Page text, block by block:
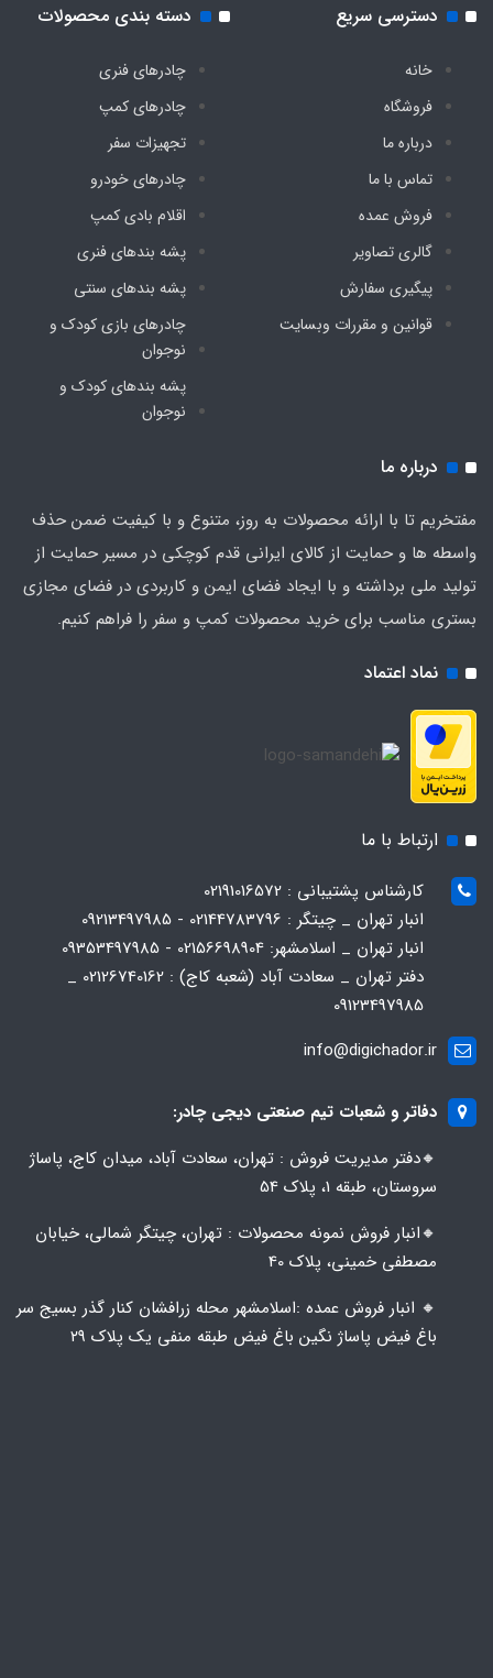
نماد اعتماد
دسترسی سریع
خانه
فروشگاه
درباره ما
تماس با ما
فروش عمده
گالری تصاویر
پیگیری سفارش
قوانین و مقررات وبسایت
دسته بندی محصولات
چادرهای فنری
چادرهای کمپ
تجهیزات سفر
چادرهای خودرو
اقلام بادی کمپ
پشه‌ بندهای فنری
پشه‌ بندهای سنتی
چادرهای بازی کودک و
نوجوان
پشه‌ بندهای کودک و
نوجوان
درباره ما
مفتخریم تا با ارائه محصولات به روز، متنوع و با کیفیت ضمن حذف
واسطه ها و حمایت از کالای ایرانی قدم کوچکی در مسیر حمایت از
تولید ملی برداشته و با ایجاد فضای ایمن و کاربردی در فضای مجازی
بستری مناسب برای خرید محصولات کمپ و سفر را فراهم کنیم.
ارتباط با ما
کارشناس پشتیبانی : 02191016572
انبار تهران _ چیتگر : 02144783796 - 09213497985
انبار تهران _ اسلامشهر: 02156698904 - 09353497985
دفتر تهران _ سعادت آباد (شعبه کاج) : 02126740162 _
09123497985
info@digichador.ir
دفاتر و شعبات تیم صنعتی دیجی چادر:
🔸️​​دفتر مدیریت فروش : تهران، سعادت آباد، میدان کاج، پاساژ
سروستان، طبقه 1، پلاک 54
🔸️​​انبار فروش نمونه محصولات : تهران، چیتگر شمالی، خیابان
مصطفی خمینی، پلاک 40
🔸️ انبار فروش عمده :اسلامشهر محله زرافشان کنار گذر بسیج سر
باغ فیض پاساژ نگین باغ فیض طبقه منفی یک پلاک ۲۹